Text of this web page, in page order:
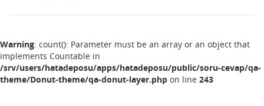
Warning: count(): Parameter must be an array or an object that
implements Countable in
/srv/users/hatadeposu/apps/hatadeposu/public/soru-cevap/qa-
theme/Donut-theme/qa-donut-layer.php on line 243